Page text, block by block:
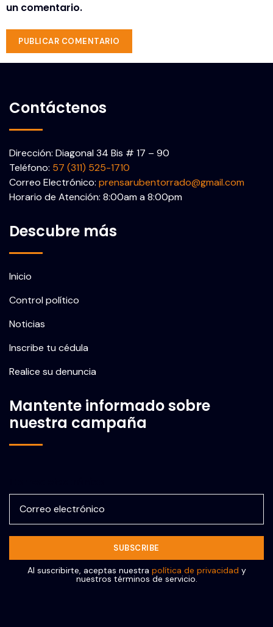
un comentario.
Contáctenos
Dirección: Diagonal 34 Bis # 17 – 90
Teléfono: 57 (311) 525-1710
Correo Electrónico: prensarubentorrado@gmail.com
Horario de Atención: 8:00am a 8:00pm
Descubre más
Inicio
Control político
Noticias
Inscribe tu cédula
Realice su denuncia
Mantente informado sobre
nuestra campaña
Al suscribirte, aceptas nuestra política de privacidad y
nuestros términos de servicio.